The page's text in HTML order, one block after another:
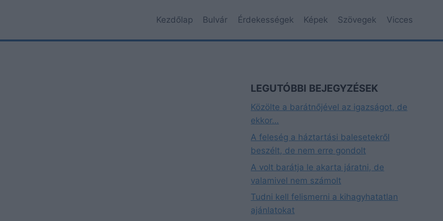
Kezdőlap Bulvár Érdekességek Képek Szövegek Vicces
LEGUTÓBBI BEJEGYZÉSEK
Közölte a barátnőjével az igazságot, de
ekkor…
A feleség a háztartási balesetekről
beszélt, de nem erre gondolt
A volt barátja le akarta járatni, de
valamivel nem számolt
Tudni kell felismerni a kihagyhatatlan
ajánlatokat